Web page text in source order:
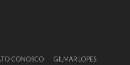
CONOSCO
GILMAR LOPES